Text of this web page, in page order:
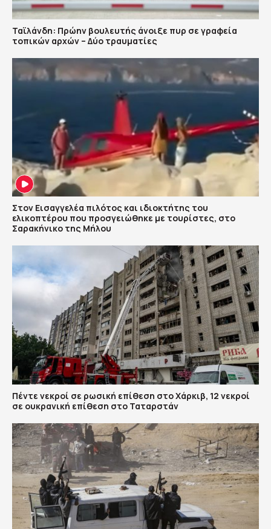
Ταϊλάνδη: Πρώην βουλευτής άνοιξε πυρ σε γραφεία
τοπικών αρχών – Δύο τραυματίες
Στον Εισαγγελέα πιλότος και ιδιοκτήτης του
ελικοπτέρου που προσγειώθηκε με τουρίστες, στο
Σαρακήνικο της Μήλου
Πέντε νεκροί σε ρωσική επίθεση στο Χάρκιβ, 12 νεκροί
σε ουκρανική επίθεση στο Ταταρστάν